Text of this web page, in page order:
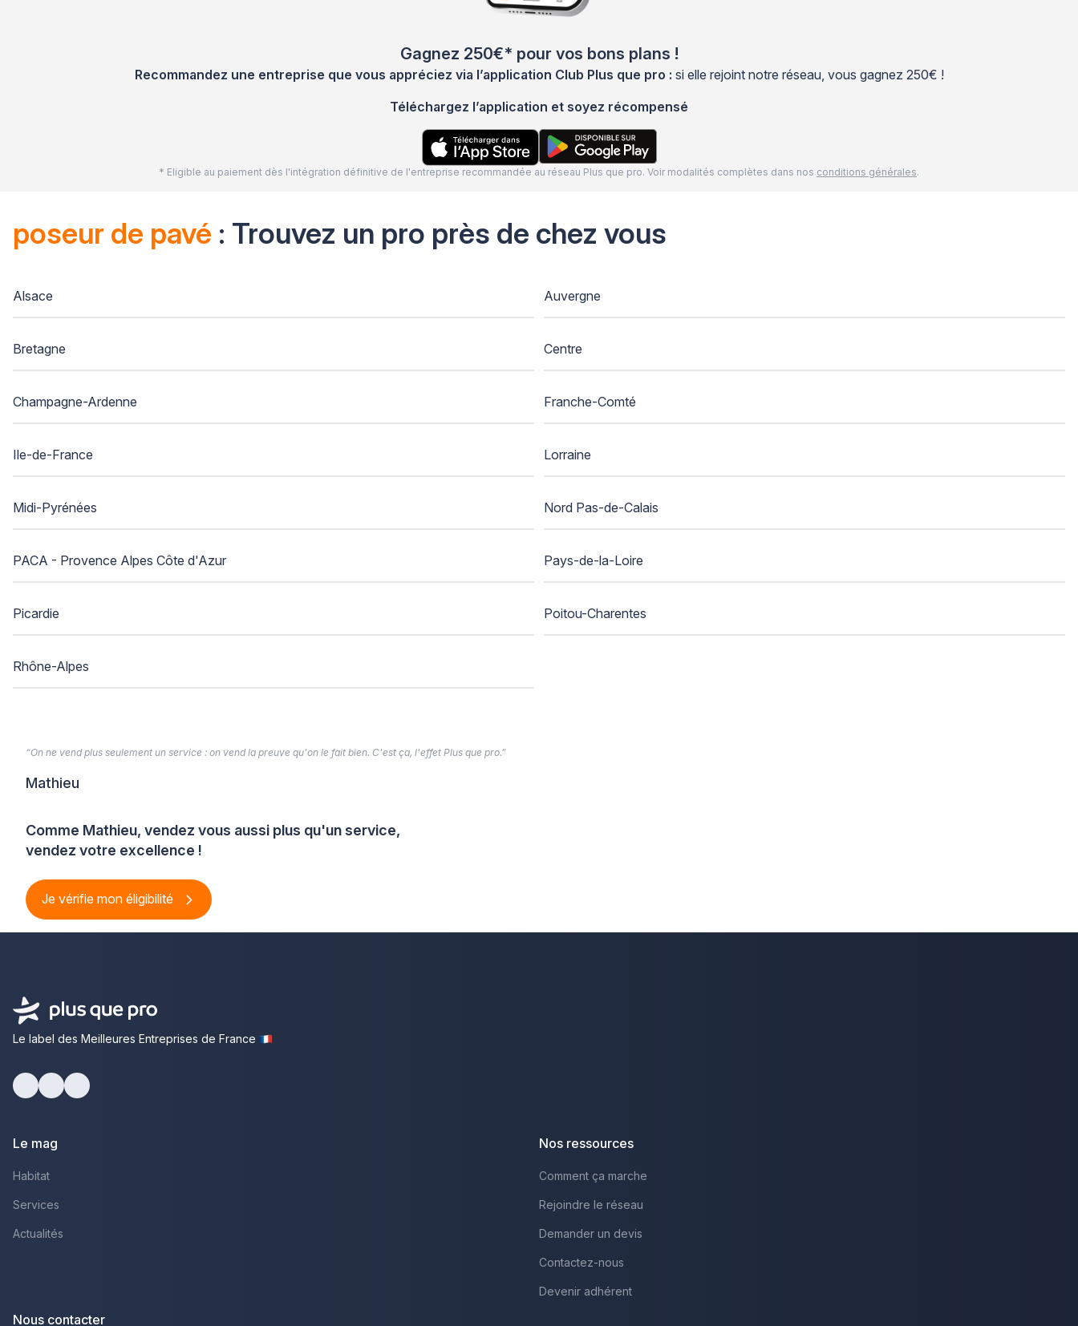
Gagnez 250€* pour vos bons plans !
Recommandez une entreprise que vous appréciez via l’application Club Plus que pro : si elle rejoint notre réseau, vous gagnez 250€ !
Téléchargez l’application et soyez récompensé
* Eligible au paiement dès l'intégration définitive de l'entreprise recommandée au réseau Plus que pro. Voir modalités complètes dans nos conditions générales.
poseur de pavé : Trouvez un pro près de chez vous
Alsace Auvergne
Bretagne Centre
Champagne-Ardenne Franche-Comté
Ile-de-France Lorraine
Midi-Pyrénées Nord Pas-de-Calais
PACA - Provence Alpes Côte d'Azur Pays-de-la-Loire
Picardie Poitou-Charentes
Rhône-Alpes
Comme Mathieu, vendez vous aussi plus qu'un service,
vendez votre excellence !
Je vérifie mon éligibilité
“On ne vend plus seulement un service : on vend la preuve qu'on le fait bien. C'est ça, l'effet Plus que pro.”
Mathieu
Le label des Meilleures Entreprises de France
Le mag
Habitat
Services
Actualités
Nos ressources
Comment ça marche
Rejoindre le réseau
Demander un devis
Contactez-nous
Devenir adhérent
Nous contacter